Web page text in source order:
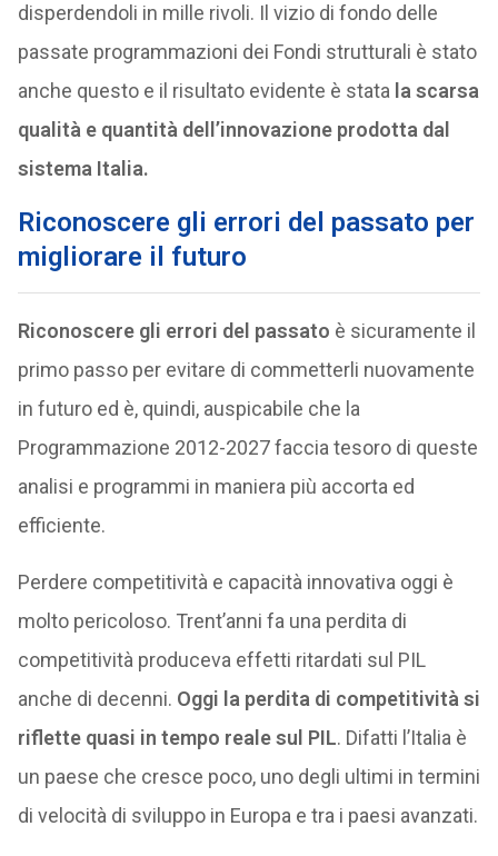
disperdendoli in mille rivoli. Il vizio di fondo delle
passate programmazioni dei Fondi strutturali è stato
anche questo e il risultato evidente è stata la scarsa
qualità e quantità dell’innovazione prodotta dal
sistema Italia.
Riconoscere gli errori del passato per
migliorare il futuro
Riconoscere gli errori del passato è sicuramente il
primo passo per evitare di commetterli nuovamente
in futuro ed è, quindi, auspicabile che la
Programmazione 2012-2027 faccia tesoro di queste
analisi e programmi in maniera più accorta ed
efficiente.
Perdere competitività e capacità innovativa oggi è
molto pericoloso. Trent’anni fa una perdita di
competitività produceva effetti ritardati sul PIL
anche di decenni. Oggi la perdita di competitività si
riflette quasi in tempo reale sul PIL. Difatti l’Italia è
un paese che cresce poco, uno degli ultimi in termini
di velocità di sviluppo in Europa e tra i paesi avanzati.